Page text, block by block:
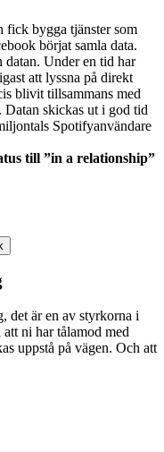
fick bygga tjänster som
börjat samla data.
datan. Under en tid har
att lyssna på direkt
blivit tillsammans med
Datan skickas ut i god tid
Spotifyanvändare
till ”in a relationship”
det är en av styrkorna i
ni har tålamod med
uppstå på vägen. Och att